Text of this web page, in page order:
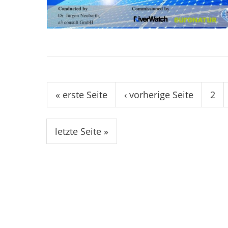
Seiten
« erste Seite ‹ vorherige Seite 2
letzte Seite »